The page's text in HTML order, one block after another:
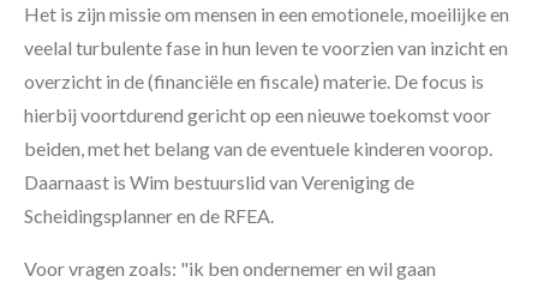
Het is zijn missie om mensen in een emotionele, moeilijke en
veelal turbulente fase in hun leven te voorzien van inzicht en
overzicht in de (financiële en fiscale) materie. De focus is
hierbij voortdurend gericht op een nieuwe toekomst voor
beiden, met het belang van de eventuele kinderen voorop.
Daarnaast is Wim bestuurslid van Vereniging de
Scheidingsplanner en de RFEA.
Voor vragen zoals: "ik ben ondernemer en wil gaan